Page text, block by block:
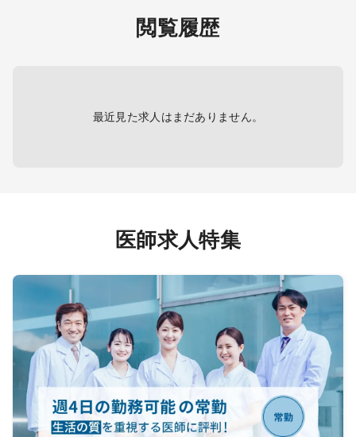
域の内科系疾患を対象に、各専門の
行いつつ、必要に応じて各専門医の
診察を受けて頂いております。
性感染症などのCommon Diseaseな
症例が殆どです。初診時は専門外の
が、呼吸器内科、神経内科、膠原病
内科等は専門とする非常勤医師も勤
務しておりますので、必要に応じて
相談や加療を依頼する事も可能で
す。
●入院は主治医制で10名前後を受持
肺炎、腎盂腎炎などの感染症疾患が
大半となりますが、糖尿病、心不
閲覧履歴
最近見た求人はまだありません。
医師求人特集